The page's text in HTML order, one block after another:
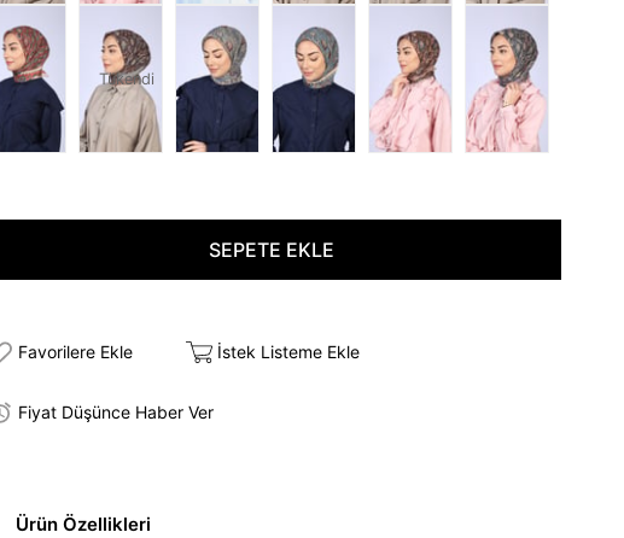
Tükendi
Favorilere Ekle İstek Listeme Ekle
Fiyat Düşünce Haber Ver
Ürün Özellikleri